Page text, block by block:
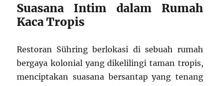
Suasana Intim dalam Rumah
Kaca Tropis
Restoran Sühring berlokasi di sebuah rumah
bergaya kolonial yang dikelilingi taman tropis,
menciptakan suasana bersantap yang tenang